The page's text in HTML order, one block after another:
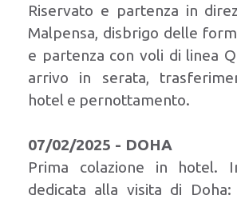
Riservato e partenza in
Malpensa, disbrigo delle
e partenza con voli di linea
arrivo in serata,
hotel e pernottamento.
07/02/2025 - DOHA
Prima colazione in hotel.
dedicata alla visita di